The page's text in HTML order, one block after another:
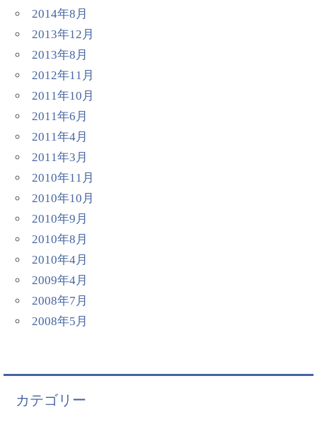
2014年8月
2013年12月
2013年8月
2012年11月
2011年10月
2011年6月
2011年4月
2011年3月
2010年11月
2010年10月
2010年9月
2010年8月
2010年4月
2009年4月
2008年7月
2008年5月
カテゴリー